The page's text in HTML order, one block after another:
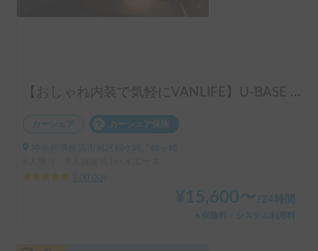
【おしゃれ内装で気軽にVANLIFE】U-BASE ONE | 運転しやすいハイエース！ポータブルエアコンで夏も冬も快適旅へ
カーシェア カーシェア保険
神奈川県横浜市旭区鶴ケ峰, ' 鶴ヶ峰
5.00
33
¥ 15,600〜 /24時間
＋保険料・システム利用料